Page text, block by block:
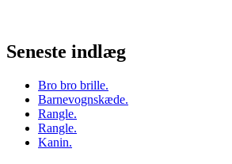
Seneste indlæg
Bro bro brille.
Barnevognskæde.
Rangle.
Rangle.
Kanin.